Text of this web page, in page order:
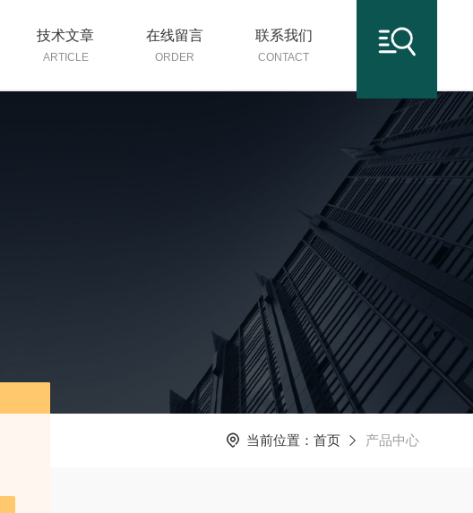
技术文章
ARTICLE
在线留言
ORDER
联系我们
CONTACT
当前位置： 首页 产品中心